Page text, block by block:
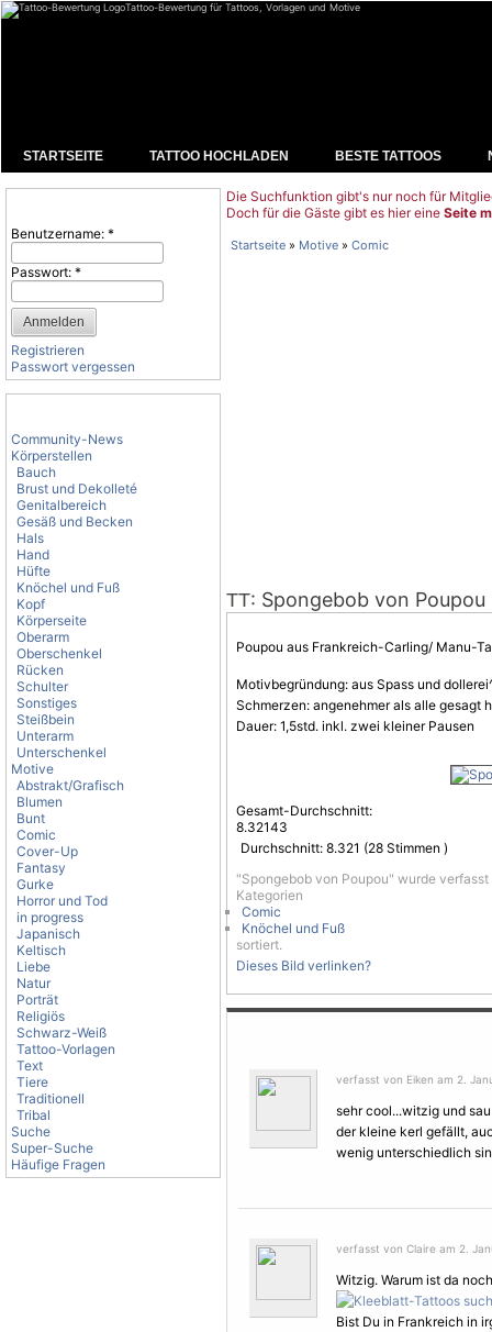
Tattoo-Bewertung für Tattoos, Vorlagen und Motive
STARTSEITE TATTOO HOCHLADEN BESTE TATTOOS
Benutzername: *
Passwort: *
Registrieren
Passwort vergessen
Community-News
Körperstellen
Bauch
Brust und Dekolleté
Genitalbereich
Gesäß und Becken
Hals
Hand
Hüfte
Knöchel und Fuß
Kopf
Körperseite
Oberarm
Oberschenkel
Rücken
Schulter
Sonstiges
Steißbein
Unterarm
Unterschenkel
Motive
Abstrakt/Grafisch
Blumen
Bunt
Comic
Cover-Up
Fantasy
Gurke
Horror und Tod
in progress
Japanisch
Keltisch
Liebe
Natur
Porträt
Religiös
Schwarz-Weiß
Tattoo-Vorlagen
Text
Tiere
Traditionell
Tribal
Suche
Super-Suche
Häufige Fragen
Die Suchfunktion gibt's nur noch für
Doch für die Gäste gibt es hier eine Seite
Startseite » Motive » Comic
TT: Spongebob von Poupou
Poupou aus Frankreich-Carling/ Manu-
Motivbegründung: aus Spass und
Schmerzen: angenehmer als alle gesagt
Dauer: 1,5std. inkl. zwei kleiner Pausen
Gesamt-Durchschnitt:
8.32143
Durchschnitt: 8.321 (28 Stimmen )
"Spongebob von Poupou" wurde
Kategorien
Comic
Knöchel und Fuß
sortiert.
Dieses Bild verlinken?
verfasst von Eiken am 2.
sehr cool...witzig und
der kleine kerl gefällt,
wenig unterschiedlich
verfasst von Claire am 2.
Witzig. Warum ist da
Bist Du in Frankreich in